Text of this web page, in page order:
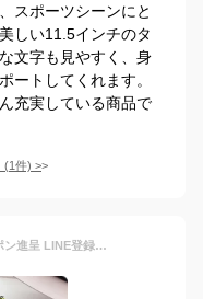
スポーツシーンにと
しい11.5インチのタ
文字も見やすく、身
ートしてくれます。
充実している商品で
(1件) >
【新生活応援第三弾！26%OFFクーポン進呈 LINE登録クーポン有 豪華特典】Amazfit スマートウォッチ Verge【日本正規代理店】 Alexa対応 アレクサ 活動量計 歩数計 心拍計 着信通知 LINE通知 IP68防水 マイク付 スピーカー付 Xiaomi エコシステム企業 1年保証 HUAMI